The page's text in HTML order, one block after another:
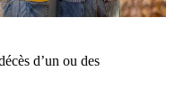
d’un ou des